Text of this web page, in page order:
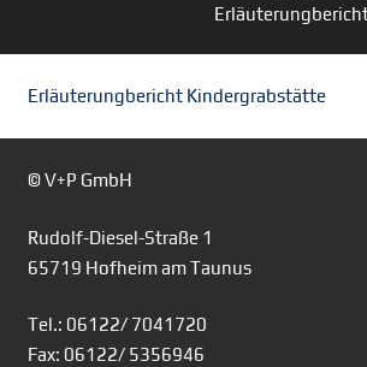
Erläuterungbericht Kindergrabstätte
© V+P GmbH
Rudolf-Diesel-Straße 1
65719 Hofheim am Taunus
Tel.: 06122/ 7041720
Fax: 06122/ 5356946